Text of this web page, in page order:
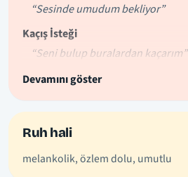
“Sesinde umudum bekliyor”
Kaçış İsteği
“Seni bulup buralardan kaçarım”
Devamını göster
Ruh hali
melankolik, özlem dolu, umutlu